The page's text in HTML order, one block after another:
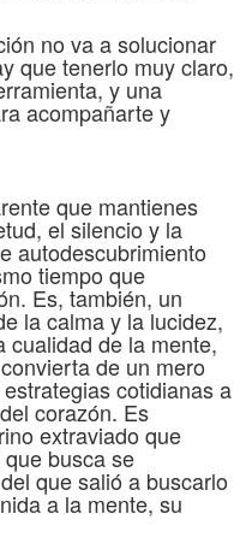
no va a solucionar
que tenerlo muy claro,
y una
acompañarte y
que mantienes
el silencio y la
autodescubrimiento
tiempo que
Es, también, un
la calma y la lucidez,
cualidad de la mente,
de un mero
cotidianas a
corazón. Es
extraviado que
busca se
que salió a buscarlo
a la mente, su